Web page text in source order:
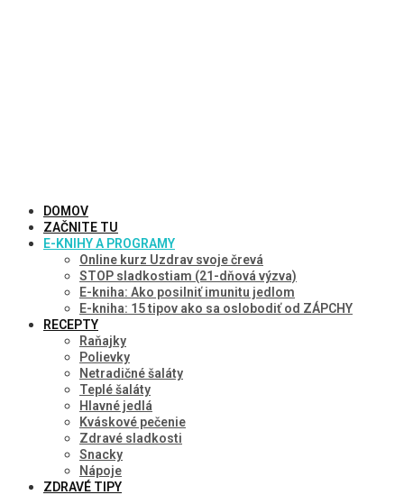
DOMOV
ZAČNITE TU
E-KNIHY A PROGRAMY
Online kurz Uzdrav svoje črevá
STOP sladkostiam (21-dňová výzva)
E-kniha: Ako posilniť imunitu jedlom
E-kniha: 15 tipov ako sa oslobodiť od ZÁPCHY
RECEPTY
Raňajky
Polievky
Netradičné šaláty
Teplé šaláty
Hlavné jedlá
Kváskové pečenie
Zdravé sladkosti
Snacky
Nápoje
ZDRAVÉ TIPY